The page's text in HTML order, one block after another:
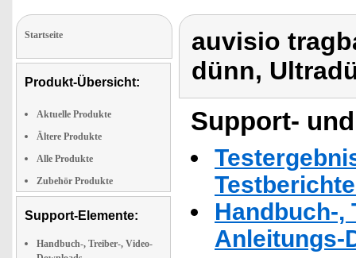
Startseite
Produkt-Übersicht:
Aktuelle Produkte
Ältere Produkte
Alle Produkte
Zubehör Produkte
Support-Elemente:
Handbuch-, Treiber-, Video-
auvisio
dünn,
Support-
Handbuch-,
Anleitungs-